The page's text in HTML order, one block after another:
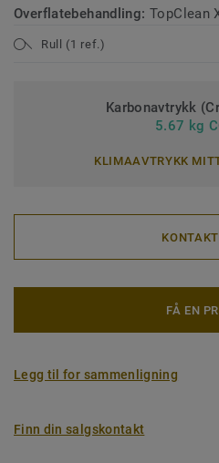
Overflatebehandling: TopClean
Rull (1 ref.)
Karbonavtrykk
5.67 kg
KLIMAAVTRYKK
FÅ EN
Legg til for sammenligning
Finn din salgskontakt